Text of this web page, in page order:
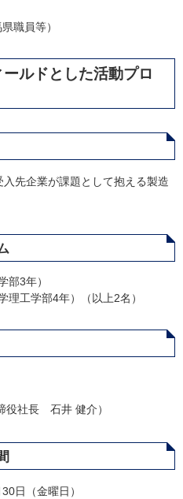
職員等）
ルドとした活動プロ
先企業が課題として抱える製造
部3年）
理工学部4年）（以上2名）
役社長 石井 健介）
日（金曜日）